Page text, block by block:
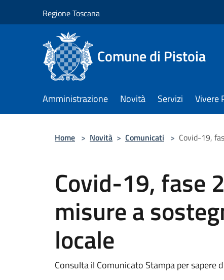
Regione Toscana
Comune di Pistoia
Amministrazione Novità Servizi Vivere
Home > Novità > Comunicati > Covid-19,
Covid-19, fase
misure a
locale
Consulta il Comunicato Stampa per sapere